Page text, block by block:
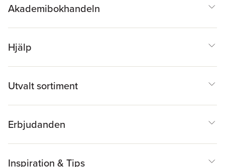
Akademibokhandeln
Hjälp
Utvalt sortiment
Erbjudanden
Inspiration & Tips